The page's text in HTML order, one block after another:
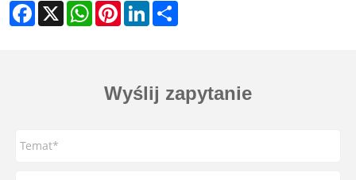
Facebook
X WhatsAppPinterestLinkedIn
Wyślij zapytanie